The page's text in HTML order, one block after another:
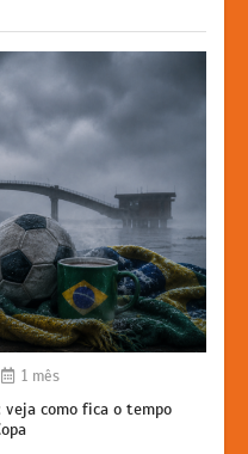
1 mês
veja como fica o tempo